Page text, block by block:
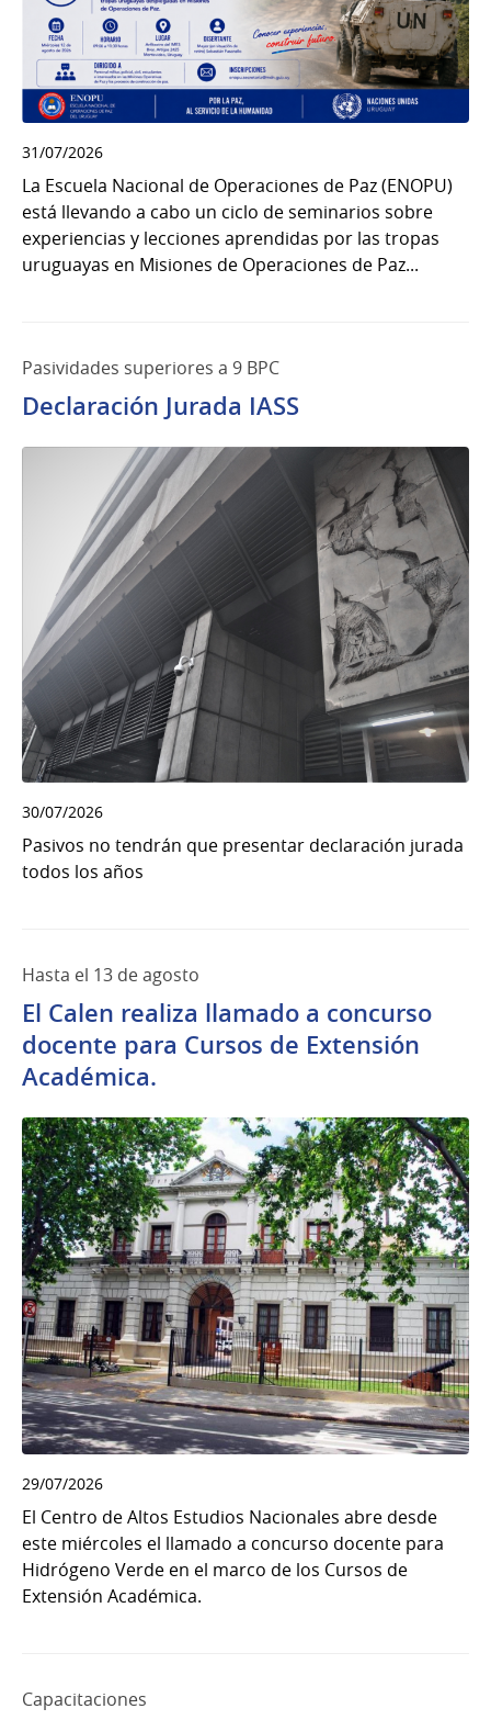
31/07/2026
La Escuela Nacional de Operaciones de Paz (ENOPU)
está llevando a cabo un ciclo de seminarios sobre
experiencias y lecciones aprendidas por las tropas
uruguayas en Misiones de Operaciones de Paz...
Pasividades superiores a 9 BPC
Declaración Jurada IASS
30/07/2026
Pasivos no tendrán que presentar declaración jurada
todos los años
Hasta el 13 de agosto
El Calen realiza llamado a concurso
docente para Cursos de Extensión
Académica.
29/07/2026
El Centro de Altos Estudios Nacionales abre desde
este miércoles el llamado a concurso docente para
Hidrógeno Verde en el marco de los Cursos de
Extensión Académica.
Capacitaciones